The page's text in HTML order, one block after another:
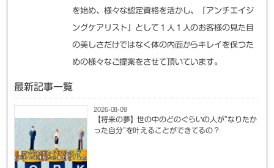
を始め、様々な認定資格を活かし、「アンチエイジ
ングケアリスト」として１人１人のお客様の見た目
の美しさだけではなく体の内面からキレイを保つた
めの様々なご提案をさせて頂いています。
最新記事一覧
2026-08-09
【将来の夢】世の中のどのぐらいの人が”なりたか
った自分”を叶えることができてるの？